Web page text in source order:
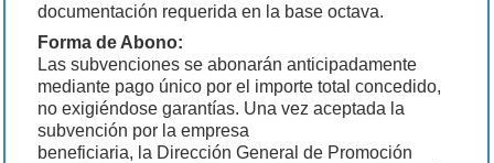
documentación requerida en la base octava.
Forma de Abono:
Las subvenciones se abonarán anticipadamente
mediante pago único por el importe total concedido,
no exigiéndose garantías. Una vez aceptada la
subvención por la empresa
beneficiaria, la Dirección General de Promoción